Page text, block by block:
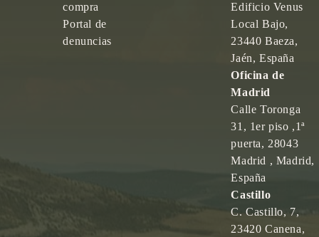
compra
Portal de
denuncias
Edificio Venus
Local Bajo,
23440 Baeza,
Jaén, España
Oficina de
Madrid
Calle Toronga
31, 1er piso ,1ª
puerta, 28043
Madrid , Madrid,
España
Castillo
C. Castillo, 7,
23420 Canena,